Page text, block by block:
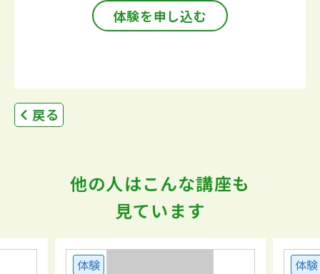
体験を申し込む
戻る
他の人はこんな講座も
見ています
体験 体験